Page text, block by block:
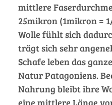
mittlere
25mikron (1mikron =
Wolle fühlt sich
trägt sich sehr
Schafe leben das
Natur Patagoniens.
Nahrung bleibt ihre
eine mittlere Länge